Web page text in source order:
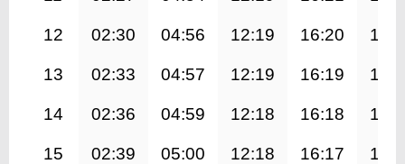
12 02:30 04:56 12:19 16:20
13 02:33 04:57 12:19 16:19
14 02:36 04:59 12:18 16:18
15 02:39 05:00 12:18 16:17